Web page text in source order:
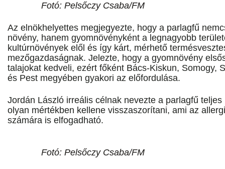
Fotó: Pelsőczy Csaba/FM
Az elnökhelyettes megjegyezte, hogy a parlagfű
növény, hanem gyomnövényként a legnagyobb
kultúrnövények elől és így kárt, mérhető
mezőgazdaságnak. Jelezte, hogy a gyomnövény
talajokat kedveli, ezért főként Bács-Kiskun, Somogy,
és Pest megyében gyakori az előfordulása.
Jordán László irreális célnak nevezte a parlagfű
olyan mértékben kellene visszaszorítani, ami az
számára is elfogadható.
Fotó: Pelsőczy Csaba/FM